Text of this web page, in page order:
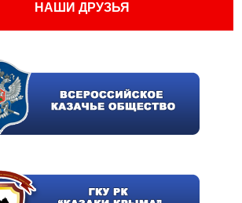
НАШИ ДРУЗЬЯ